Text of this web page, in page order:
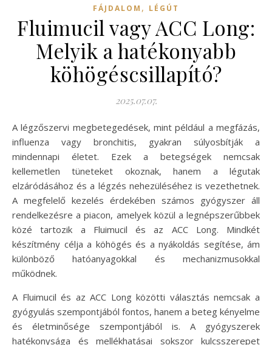
FÁJDALOM , LÉGÚT
Fluimucil vagy ACC Long:
Melyik a hatékonyabb
köhögéscsillapító?
2025.07.07.
A légzőszervi megbetegedések, mint például a megfázás,
influenza vagy bronchitis, gyakran súlyosbítják a
mindennapi életet. Ezek a betegségek nemcsak
kellemetlen tüneteket okoznak, hanem a légutak
elzáródásához és a légzés nehezüléséhez is vezethetnek.
A megfelelő kezelés érdekében számos gyógyszer áll
rendelkezésre a piacon, amelyek közül a legnépszerűbbek
közé tartozik a Fluimucil és az ACC Long. Mindkét
készítmény célja a köhögés és a nyákoldás segítése, ám
különböző hatóanyagokkal és mechanizmusokkal
működnek.
A Fluimucil és az ACC Long közötti választás nemcsak a
gyógyulás szempontjából fontos, hanem a beteg kényelme
és életminősége szempontjából is. A gyógyszerek
hatékonysága és mellékhatásai sokszor kulcsszerepet